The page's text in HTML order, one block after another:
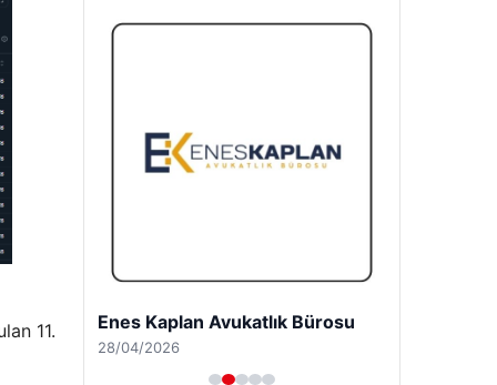
11.
Enes Kaplan Avukatlık Bürosu
28/04/2026